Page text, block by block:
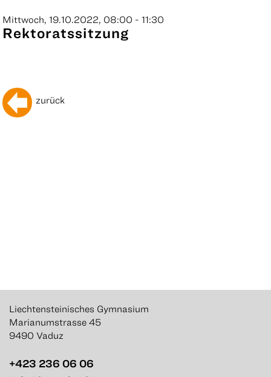
Mittwoch, 19.10.2022, 08:00 - 11:30
Rektoratssitzung
zurück
Liechtensteinisches Gymnasium
Marianumstrasse 45
9490 Vaduz
+423 236 06 06